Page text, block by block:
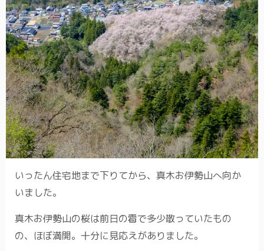
いったん住宅地まで下りてから、真木お伊勢山へ向か
いました。
真木お伊勢山の桜は前日の雹で多少散っていたもの
の、ほぼ満開。十分に見応えがありました。